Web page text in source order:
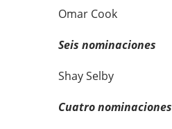
Omar Cook
Seis nominaciones
Shay Selby
Cuatro nominaciones